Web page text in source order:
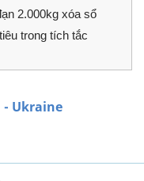
Ukraine
2.000kg xóa sổ
trong tích tắc